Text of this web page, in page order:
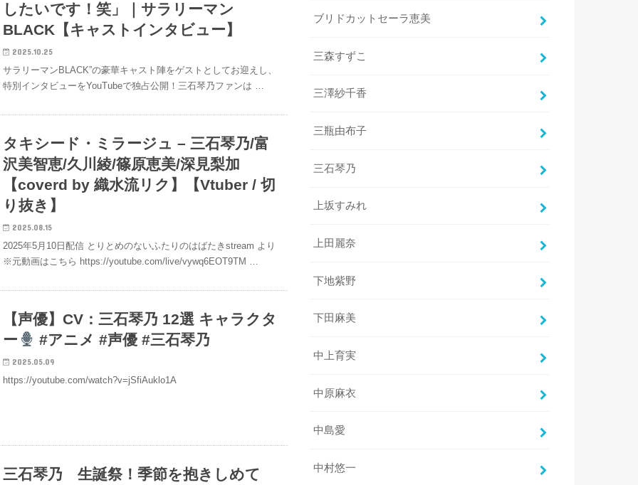
したいです！笑」｜サラリーマン
BLACK【キャストインタビュー】
2025.10.25
サラリーマンBLACK”の豪華キャスト陣をゲストとしてお迎えし、
特別インタビューをYouTubeで独占公開！三石琴乃ファンは …
タキシード・ミラージュ – 三石琴乃/富
沢美智恵/久川綾/篠原恵美/深見梨加
【coverd by 織水流リク】【Vtuber / 切
り抜き】
2025.08.15
2025年5月10日配信 とりとめのないふたりのはばたきstream より
※元動画はこちら https://youtube.com/live/vywq6EOT9TM …
【声優】CV：三石琴乃 12選 キャラクタ
ー
#アニメ #声優 #三石琴乃
2025.05.09
https://youtube.com/watch?v=jSfiAuklo1A
三石琴乃 生誕祭！季節を抱きしめて
ブリドカットセーラ恵美
三森すずこ
三澤紗千香
三瓶由布子
三石琴乃
上坂すみれ
上田麗奈
下地紫野
下田麻美
中上育実
中原麻衣
中島愛
中村悠一